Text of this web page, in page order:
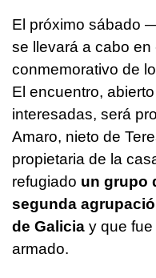
El próximo sábado
se llevará a cabo
conmemorativo de
El encuentro,
interesadas, será
Amaro, nieto de
propietaria de la
refugiado un grupo
segunda
de Galicia y que
armado.